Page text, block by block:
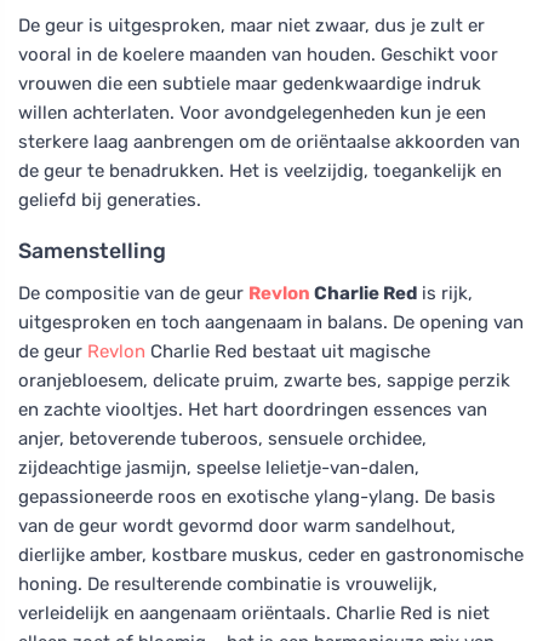
De geur is uitgesproken, maar niet zwaar, dus je zult er
vooral in de koelere maanden van houden. Geschikt voor
vrouwen die een subtiele maar gedenkwaardige indruk
willen achterlaten. Voor avondgelegenheden kun je een
sterkere laag aanbrengen om de oriëntaalse akkoorden van
de geur te benadrukken. Het is veelzijdig, toegankelijk en
geliefd bij generaties.
Samenstelling
De compositie van de geur Revlon Charlie Red is rijk,
uitgesproken en toch aangenaam in balans. De opening van
de geur Revlon Charlie Red bestaat uit magische
oranjebloesem, delicate pruim, zwarte bes, sappige perzik
en zachte viooltjes. Het hart doordringen essences van
anjer, betoverende tuberoos, sensuele orchidee,
zijdeachtige jasmijn, speelse lelietje-van-dalen,
gepassioneerde roos en exotische ylang-ylang. De basis
van de geur wordt gevormd door warm sandelhout,
dierlijke amber, kostbare muskus, ceder en gastronomische
honing. De resulterende combinatie is vrouwelijk,
verleidelijk en aangenaam oriëntaals. Charlie Red is niet